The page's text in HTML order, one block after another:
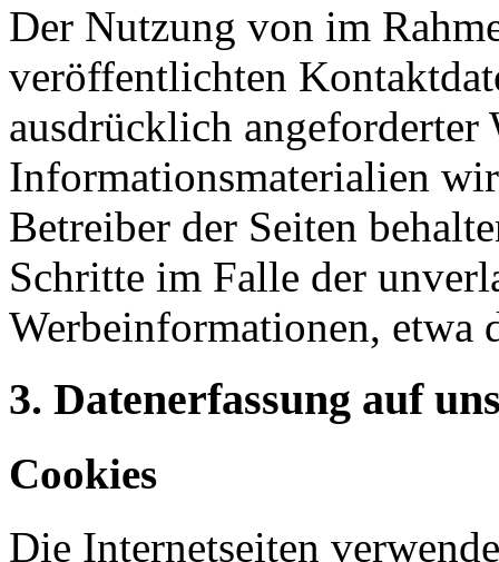
Der Nutzung von im
veröffentlichten
ausdrücklich angeforderter
Informationsmaterialien
Betreiber der Seiten
Schritte im Falle der
Werbeinformationen, etwa
3. Datenerfassung auf
Cookies
Die Internetseiten